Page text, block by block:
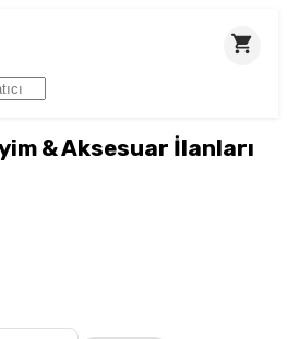
& Aksesuar İlanları